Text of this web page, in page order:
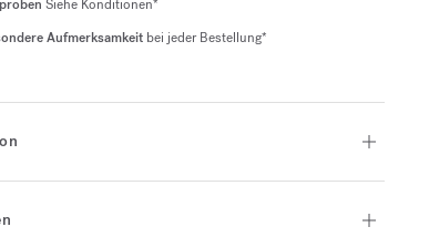
Siehe Konditionen*
Aufmerksamkeit bei jeder Bestellung*